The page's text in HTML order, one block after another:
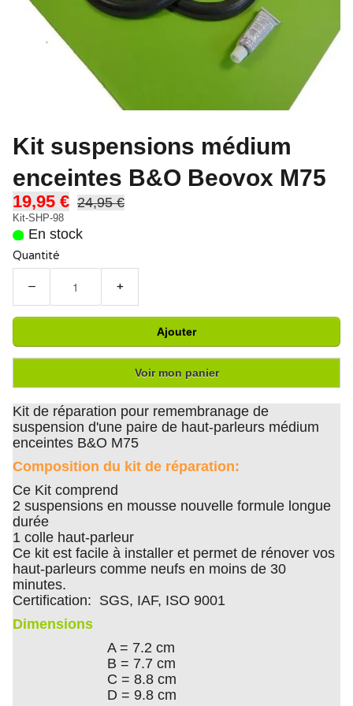
Kit suspensions médium
enceintes B&O Beovox M75
19,95 € 24,95 €
Kit-SHP-98
En stock
Quantité
− +
Ajouter
Voir mon panier
Kit de réparation pour remembranage de
suspension d'une paire de haut-parleurs médium
enceintes B&O M75
Composition du kit de réparation:
Ce Kit comprend
2 suspensions en mousse nouvelle formule longue
durée
1 colle haut-parleur
Ce kit est facile à installer et permet de rénover vos
haut-parleurs comme neufs en moins de 30
minutes.
Certification: SGS, IAF, ISO 9001
Dimensions
A = 7.2 cm
B = 7.7 cm
C = 8.8 cm
D = 9.8 cm